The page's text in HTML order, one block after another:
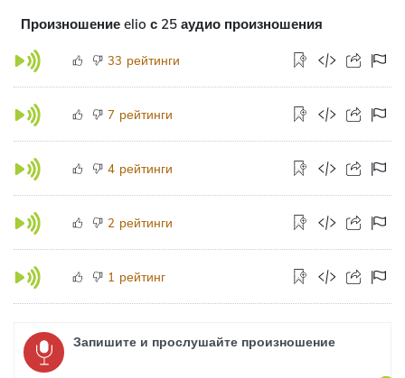
Произношение elio с 25 аудио произношения
33 рейтинги
7 рейтинги
4 рейтинги
2 рейтинги
1 рейтинг
Запишите и прослушайте произношение